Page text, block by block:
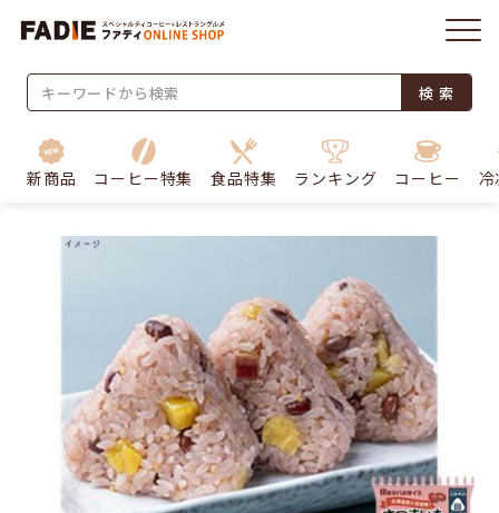
検 索
新商品 コーヒー特集 食品特集 ランキング コーヒー